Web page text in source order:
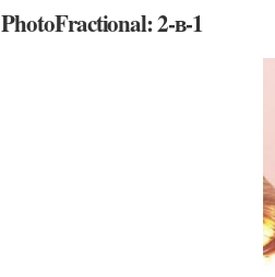
PhotoFractional: 2-в-1